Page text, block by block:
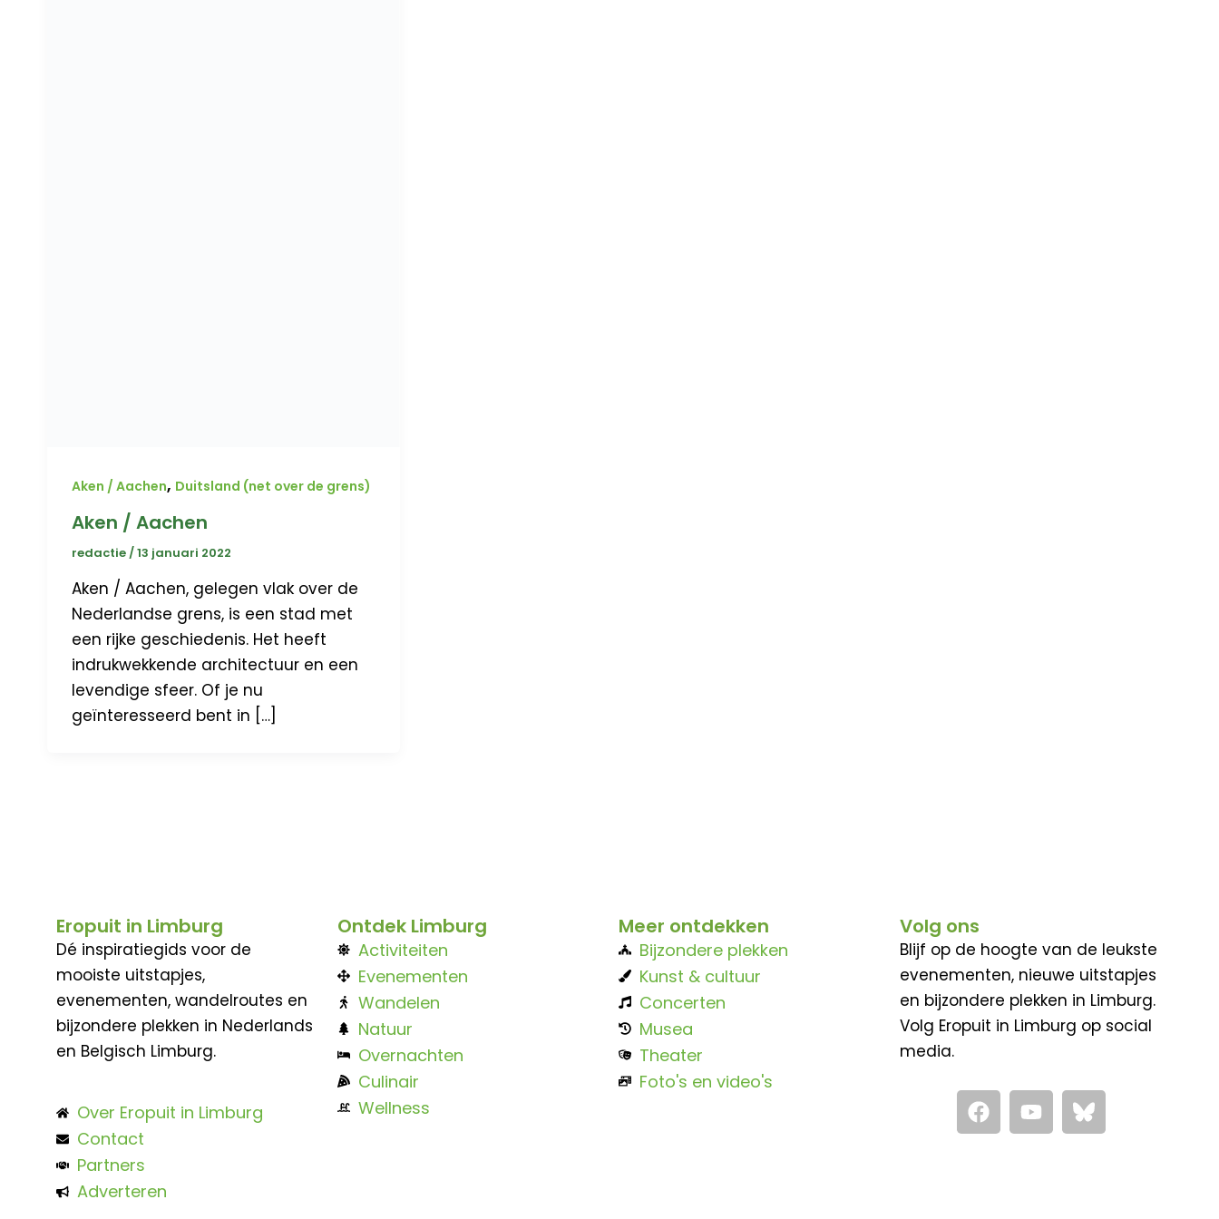
Aken / Aachen, Duitsland (net over de grens)
Aken / Aachen
redactie/13 januari 2022
Aken / Aachen, gelegen vlak over de
Nederlandse grens, is een stad met
een rijke geschiedenis. Het heeft
indrukwekkende architectuur en een
levendige sfeer. Of je nu
geïnteresseerd bent in […]
Eropuit in Limburg
Dé inspiratiegids voor de
mooiste uitstapjes,
evenementen, wandelroutes en
bijzondere plekken in Nederlands
en Belgisch Limburg.
Over Eropuit in Limburg
Contact
Partners
Adverteren
Ontdek Limburg
Activiteiten
Evenementen
Wandelen
Natuur
Overnachten
Culinair
Wellness
Meer ontdekken
Bijzondere plekken
Kunst & cultuur
Concerten
Musea
Theater
Foto's en video's
Volg ons
Blijf op de hoogte van de leukste
evenementen, nieuwe uitstapjes
en bijzondere plekken in Limburg.
Volg Eropuit in Limburg op social
media.
F
a
c
Y
o
u